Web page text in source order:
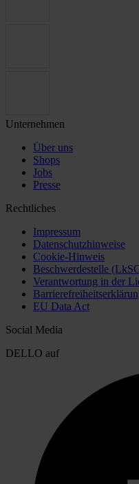
Unternehmen
Über uns
Shops
Jobs
Presse
Rechtliches
Impressum
Datenschutzhinweise
Cookie-Hinweis
Beschwerdestelle
Verantwortung in der
EU Data Act
Social Media
DELLO auf